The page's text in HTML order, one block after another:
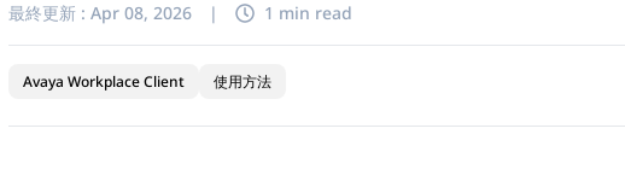
最終更新 : Apr 08, 2026 | 1 min read
Avaya Workplace Client 使用方法